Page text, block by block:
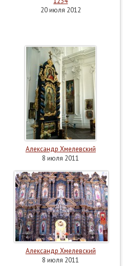
20 июля 2012
Александр Хмелевский
8 июля 2011
Александр Хмелевский
8 июля 2011